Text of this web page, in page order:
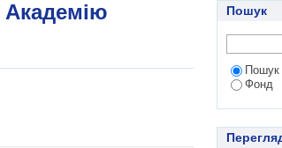
Академію Пошук
Пошук
Фонд